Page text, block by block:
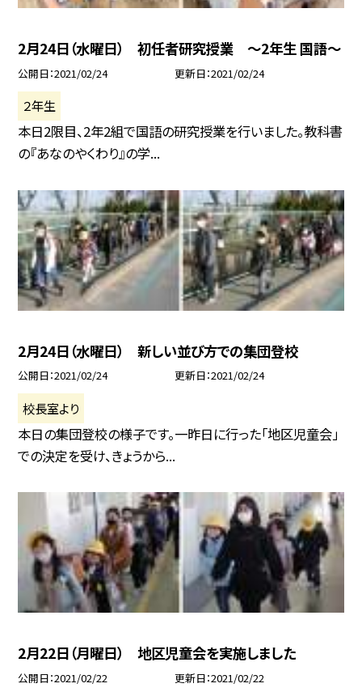
2月24日（水曜日） 初任者研究授業 〜2年生 国語〜
公開日 2021/02/24 更新日 2021/02/24
２年生
本日2限目、2年2組で国語の研究授業を行いました。教科書
の『あなのやくわり』の学...
2月24日（水曜日） 新しい並び方での集団登校
公開日 2021/02/24 更新日 2021/02/24
校長室より
本日の集団登校の様子です。一昨日に行った「地区児童会」
での決定を受け、きょうから...
2月22日（月曜日） 地区児童会を実施しました
公開日 2021/02/22 更新日 2021/02/22